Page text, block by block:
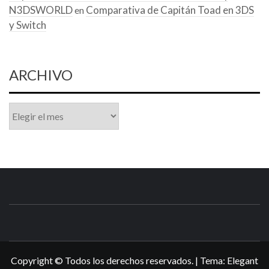
N3DSWORLDen Comparativa de Capitán Toad en 3DS
y Switch
ARCHIVO
Copyright © Todos los derechos reservados. | Tema: Elegant